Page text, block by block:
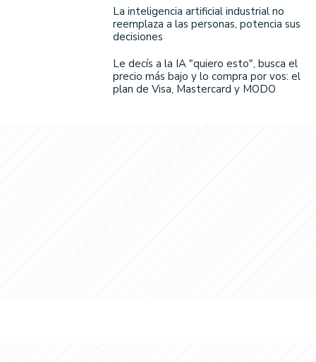
La inteligencia artificial industrial no
reemplaza a las personas, potencia sus
decisiones
Le decís a la IA "quiero esto", busca el
precio más bajo y lo compra por vos: el
plan de Visa, Mastercard y MODO